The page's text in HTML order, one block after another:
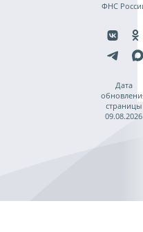
ФНС
Дата
страницы
09.08.2026